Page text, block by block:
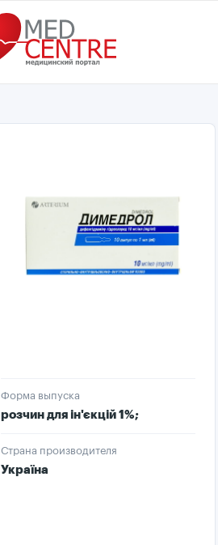
Форма выпуска
розчин для ін'єкцій 1%;
Страна производителя
Україна